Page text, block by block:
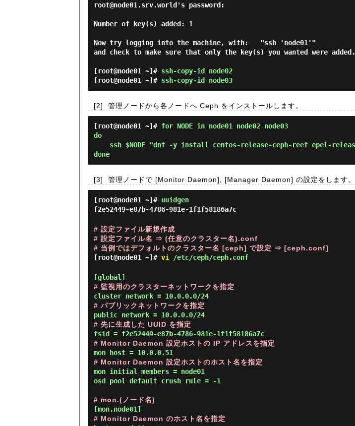
root@node01.srv.world's password:
Number of key(s) added: 1
Now try logging into the machine, with:   "ssh 'node01'"
and check to make sure that only the key(s) you wanted were added.
[root@node01 ~]# ssh-copy-id node02
[root@node01 ~]# ssh-copy-id node03
[2] 管理ノードから各ノードへ Ceph をインストールします。
[root@node01 ~]# for NODE in node01 node02 node03
do
done
[3] 管理ノードで [Monitor Daemon], [Manager Daemon] の設定をします。
[root@node01 ~]# uuidgen
f2e52449-e87b-4786-981e-1f1f58186a7c
# 設定ファイル新規作成
# 設定ファイル名 ⇒ (任意のクラスター名).conf
# 当例ではデフォルトのクラスター名 [ceph] で設定 ⇒ [ceph.conf]
[root@node01 ~]# vi /etc/ceph/ceph.conf
# 監視用のクラスターネットワークを指定
# パブリックネットワークを指定
# 先に生成した UUID を指定
# Monitor Daemon 設定ホストの IP アドレスを指定
# Monitor Daemon 設定ホストのホスト名を指定
mon initial members = node01
osd pool default crush rule = -1
# mon.(ノード名)
# Monitor Daemon のホスト名を指定